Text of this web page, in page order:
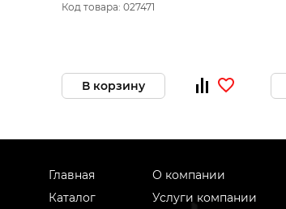
Код товара: 027471
В корзину
Главная
Каталог
О компании
Услуги компании